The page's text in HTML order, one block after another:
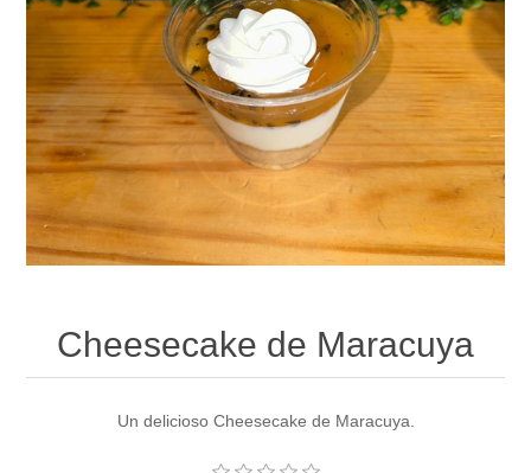
Cheesecake de Maracuya
Un delicioso Cheesecake de Maracuya.